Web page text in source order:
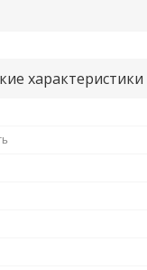
характеристики